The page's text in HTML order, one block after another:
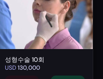
성형수술 10회
USD130,000